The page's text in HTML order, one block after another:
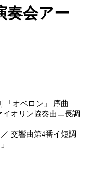
奏会アー
「オベロン」 序曲
イオリン協奏曲ニ長調
交響曲第4番イ短調